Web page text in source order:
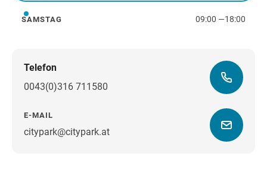
Samstag
SAMSTAG 09:00 —18:00
Telefon
0043(0)316 711580
E-MAIL
citypark@citypark.atWegbeschreibung